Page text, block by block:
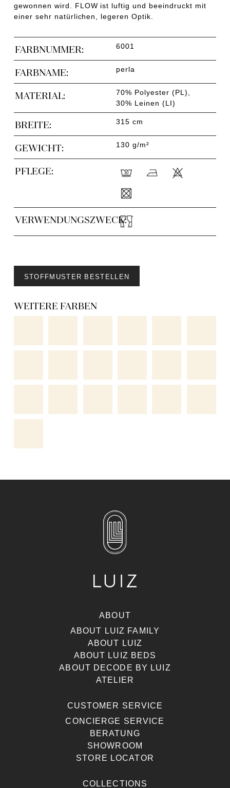
gewonnen wird. FLOW ist luftig und beeindruckt mit
einer sehr natürlichen, legeren Optik.
FARBNUMMER: 6001
FARBNAME: perla
MATERIAL:
70% Polyester (PL),
30% Leinen (LI)
BREITE: 315 cm
GEWICHT: 130 g/m²
PFLEGE:
VERWENDUNGSZWECK:
STOFFMUSTER BESTELLEN
WEITERE FARBEN
ABOUT
ABOUT LUIZ FAMILY
ABOUT LUIZ
ABOUT LUIZ BEDS
ABOUT DECODE BY LUIZ
ATELIER
CUSTOMER SERVICE
CONCIERGE SERVICE
BERATUNG
SHOWROOM
STORE LOCATOR
COLLECTIONS